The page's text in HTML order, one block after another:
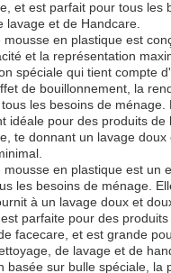
et est parfait pour tous les
lavage et de Handcare.
mousse en plastique est
et la représentation
spéciale qui tient compte
de bouillonnement, la
les besoins de ménage.
idéale pour des produits de
te donnant un lavage doux
mousse en plastique est un
les besoins de ménage.
à un lavage doux et
parfaite pour des produits
facecare, et est grande
de lavage et de
basée sur bulle spéciale, la